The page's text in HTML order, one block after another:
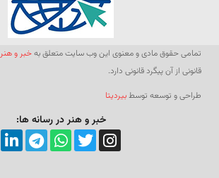
تمامی حقوق مادی و معنوی این وب سایت متعلق بهخبر و هنر
قانونی از آن پیگرد قانونی دارد.
طراحی و توسعه توسطبیردیتا
خبر و هنر در رسانه ها: